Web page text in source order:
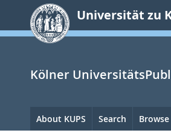
springen
Universität zu
Kölner
Hauptnavigation
About KUPS Search Browse